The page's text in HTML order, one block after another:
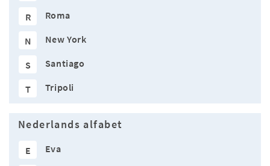
R Roma
N New York
S Santiago
T Tripoli
Nederlands alfabet
E Eva